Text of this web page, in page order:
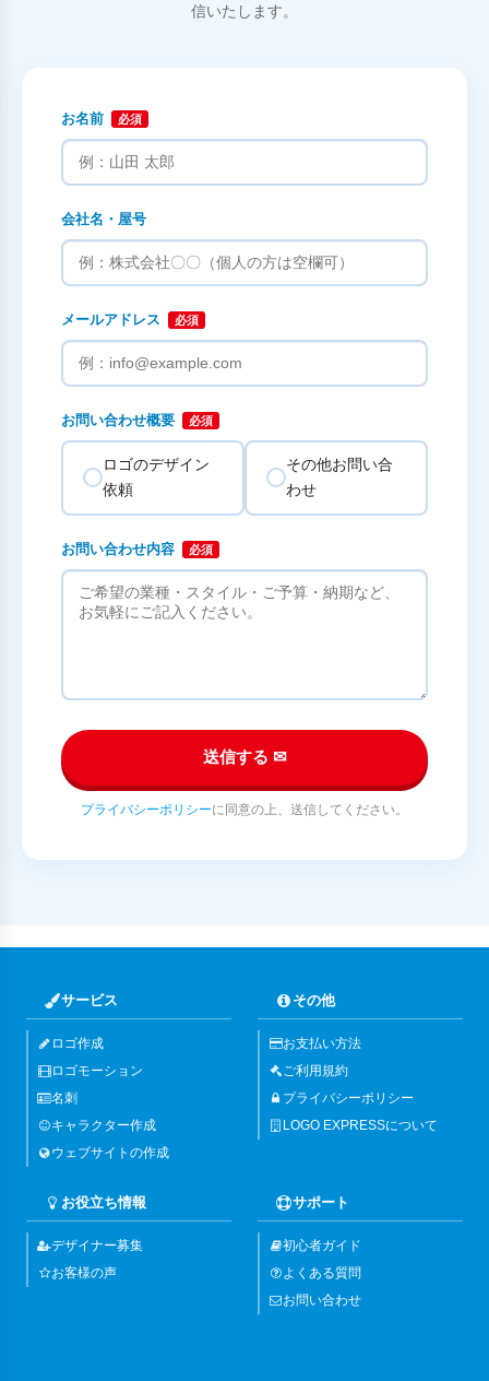
信いたします。
お名前 必須
会社名・屋号
メールアドレス 必須
お問い合わせ概要 必須
ロゴのデザイン
依頼
その他お問い合
わせ
お問い合わせ内容 必須
送信する ✉
プライバシーポリシーに同意の上、送信してください。
サービス
ロゴ作成
ロゴモーション
名刺
キャラクター作成
ウェブサイトの作成
その他
お支払い方法
ご利用規約
プライバシーポリシー
LOGO EXPRESSについて
お役立ち情報
デザイナー募集
お客様の声
サポート
初心者ガイド
よくある質問
お問い合わせ